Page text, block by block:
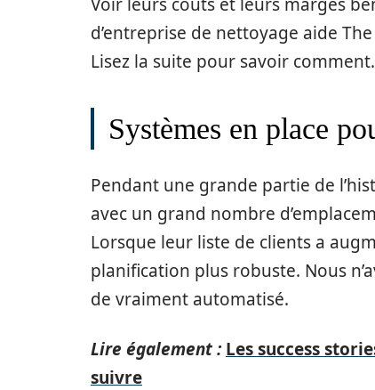
d’entreprise de nettoyage aide
Lisez la suite pour savoir comment.
Systèmes en place
Pendant une grande partie de
avec un grand nombre
Lorsque leur liste de clients a
planification plus robuste. Nous
de vraiment automatisé.
Lire également : Les success
suivre